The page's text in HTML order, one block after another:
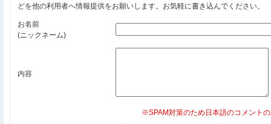
どを他の利用者へ情報提供をお願いします。お気軽に書き込んでください。
お名前
(ニックネーム)
内容
※SPAM対策のため日本語のコメント